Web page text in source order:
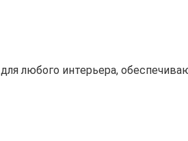
любого интерьера,